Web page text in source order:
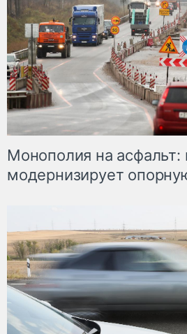
Монополия на асфальт:
модернизирует